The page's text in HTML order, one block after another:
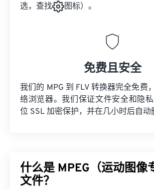
选，查找
图标）。
免费且安全
我们的 MPG 到 FLV 转换器完全免费
络浏览器。我们保证文件安全和隐
位 SSL 加密保护，并在几小时后自动
什么是 MPEG（运动图像
文件？